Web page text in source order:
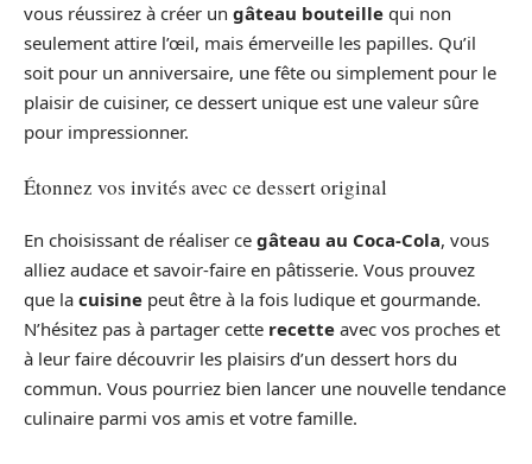
vous réussirez à créer un gâteau bouteille qui non
seulement attire l’œil, mais émerveille les papilles. Qu’il
soit pour un anniversaire, une fête ou simplement pour le
plaisir de cuisiner, ce dessert unique est une valeur sûre
pour impressionner.
Étonnez vos invités avec ce dessert original
En choisissant de réaliser ce gâteau au Coca-Cola, vous
alliez audace et savoir-faire en pâtisserie. Vous prouvez
que la cuisine peut être à la fois ludique et gourmande.
N’hésitez pas à partager cette recette avec vos proches et
à leur faire découvrir les plaisirs d’un dessert hors du
commun. Vous pourriez bien lancer une nouvelle tendance
culinaire parmi vos amis et votre famille.